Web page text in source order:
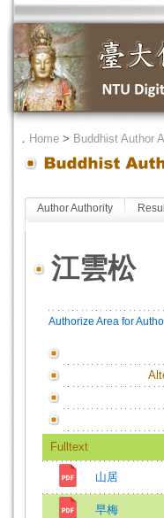
． Home > Buddhist Author
Author Authority
江雲松
Authorize Area for
Fulltext
山居
早梅